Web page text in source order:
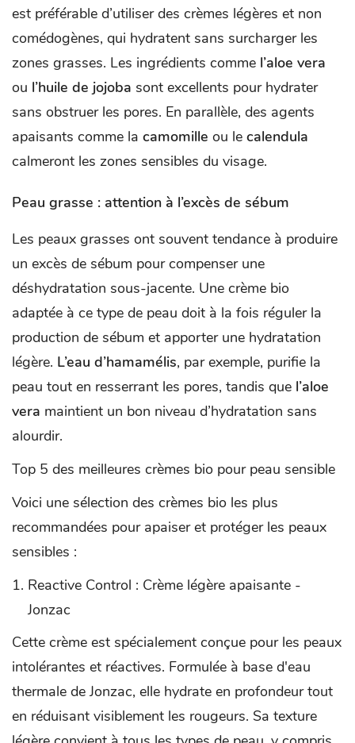
est préférable d’utiliser des crèmes légères et non
comédogènes, qui hydratent sans surcharger les
zones grasses. Les ingrédients comme l’aloe vera
ou l’huile de jojoba sont excellents pour hydrater
sans obstruer les pores. En parallèle, des agents
apaisants comme la camomille ou le calendula
calmeront les zones sensibles du visage.
Peau grasse : attention à l’excès de sébum
Les peaux grasses ont souvent tendance à produire
un excès de sébum pour compenser une
déshydratation sous-jacente. Une crème bio
adaptée à ce type de peau doit à la fois réguler la
production de sébum et apporter une hydratation
légère. L’eau d’hamamélis, par exemple, purifie la
peau tout en resserrant les pores, tandis que l’aloe
vera maintient un bon niveau d’hydratation sans
alourdir.
Top 5 des meilleures crèmes bio pour peau sensible
Voici une sélection des crèmes bio les plus
recommandées pour apaiser et protéger les peaux
sensibles :
Reactive Control : Crème légère apaisante -
Jonzac
Cette crème est spécialement conçue pour les peaux
intolérantes et réactives. Formulée à base d'eau
thermale de Jonzac, elle hydrate en profondeur tout
en réduisant visiblement les rougeurs. Sa texture